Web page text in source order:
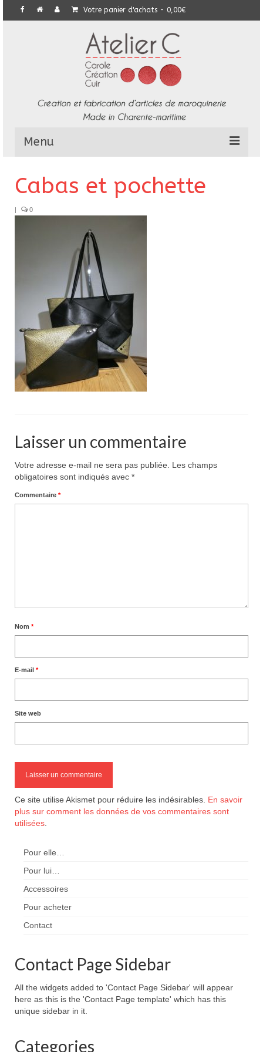
Votre panier d'achats - 0,00€
Menu
L’Atelier
E-Boutique
Pour acheter
Contact
Cabas et pochette
| 0
Laisser un commentaire
Votre adresse e-mail ne sera pas publiée.
Les champs
obligatoires sont indiqués avec *
Commentaire *
Nom *
E-mail *
Site web
Ce site utilise Akismet pour réduire les indésirables. En savoir
plus sur comment les données de vos commentaires sont
utilisées
Pour elle…
Pour lui…
Accessoires
Pour acheter
Contact
Contact Page Sidebar
All the widgets added to 'Contact Page Sidebar' will appear
here as this is the 'Contact Page template' which has this
unique sidebar in it.
Categories